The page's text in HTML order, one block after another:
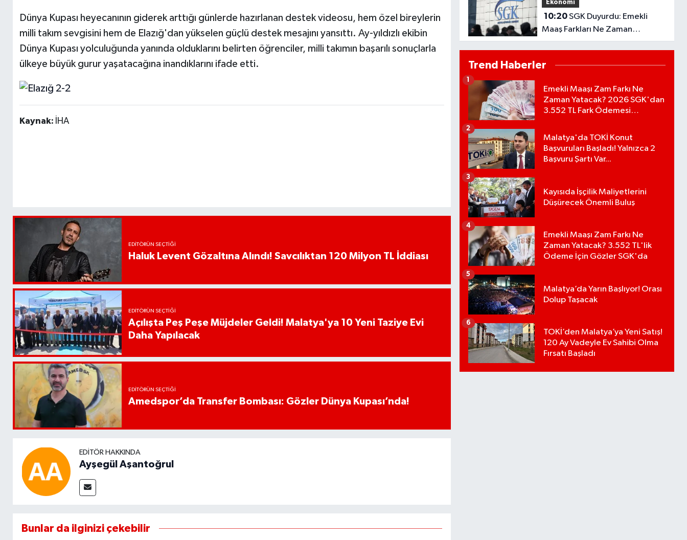
Dünya Kupası heyecanının giderek arttığı günlerde hazırlanan destek videosu, hem özel bireylerin
milli takım sevgisini hem de Elazığ'dan yükselen güçlü destek mesajını yansıttı. Ay-yıldızlı ekibin
Dünya Kupası yolculuğunda yanında olduklarını belirten öğrenciler, milli takımın başarılı sonuçlarla
ülkeye büyük gurur yaşatacağına inandıklarını ifade etti.
Kaynak: İHA
EDITÖRÜN SEÇTIĞI
Haluk Levent Gözaltına Alındı! Savcılıktan 120 Milyon TL İddiası
EDITÖRÜN SEÇTIĞI
Açılışta Peş Peşe Müjdeler Geldi! Malatya'ya 10 Yeni Taziye Evi
Daha Yapılacak
EDITÖRÜN SEÇTIĞI
Amedspor’da Transfer Bombası: Gözler Dünya Kupası’nda!
EDITÖR HAKKINDA
Ayşegül Aşantoğrul
Bunlar da ilginizi çekebilir
Ekonomi
10:20SGK Duyurdu: Emekli
Maaş Farkları Ne Zaman
Yatacak?
Trend Haberler
Emekli Maaşı Zam Farkı Ne
Zaman Yatacak? 2026 SGK'dan
3.552 TL Fark Ödemesi
1
Malatya'da TOKİ Konut
Başvuruları Başladı! Yalnızca 2
Başvuru Şartı Var...
2
Kayısıda İşçilik Maliyetlerini
Düşürecek Önemli Buluş
3
Emekli Maaşı Zam Farkı Ne
Zaman Yatacak? 3.552 TL'lik
Ödeme İçin Gözler SGK'da
4
Malatya’da Yarın Başlıyor! Orası
Dolup Taşacak
5
TOKİ’den Malatya’ya Yeni Satış!
120 Ay Vadeyle Ev Sahibi Olma
Fırsatı Başladı
6